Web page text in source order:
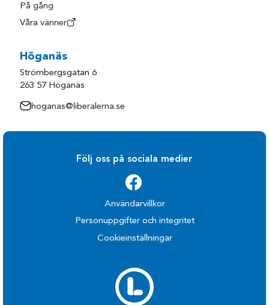
På gång
Våra vänner
Höganäs
Strömbergsgatan 6
263 57 Höganäs
hoganas@liberalerna.se
Följ oss på sociala medier
Användarvillkor
Personuppgifter och integritet
Cookieinställningar